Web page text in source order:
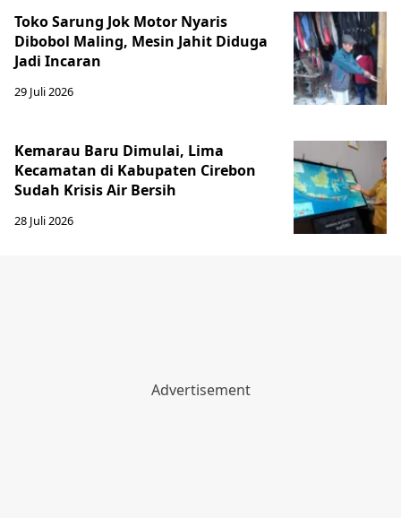
Toko Sarung Jok Motor Nyaris
Dibobol Maling, Mesin Jahit Diduga
Jadi Incaran
29 Juli 2026
Kemarau Baru Dimulai, Lima
Kecamatan di Kabupaten Cirebon
Sudah Krisis Air Bersih
28 Juli 2026